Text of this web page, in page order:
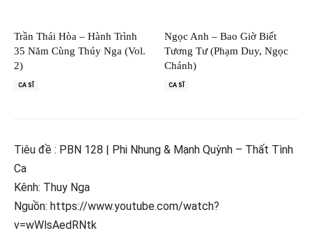
Trần Thái Hòa – Hành Trình
35 Năm Cùng Thúy Nga (Vol.
2)
CA SĨ
Ngọc Anh – Bao Giờ Biết
Tương Tư (Phạm Duy, Ngọc
Chánh)
CA SĨ
Tiêu đề : PBN 128 | Phi Nhung & Mạnh Quỳnh – Thất Tình
Ca
Kênh: Thuy Nga
Nguồn: https://www.youtube.com/watch?
v=wWlsAedRNtk